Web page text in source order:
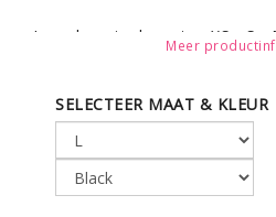
Leverbaar in de maten XS - S -
Om terug te gaan naar het
de pagina:
t-shirts bedrukken
Meer
SELECTEER MAAT & KLEUR